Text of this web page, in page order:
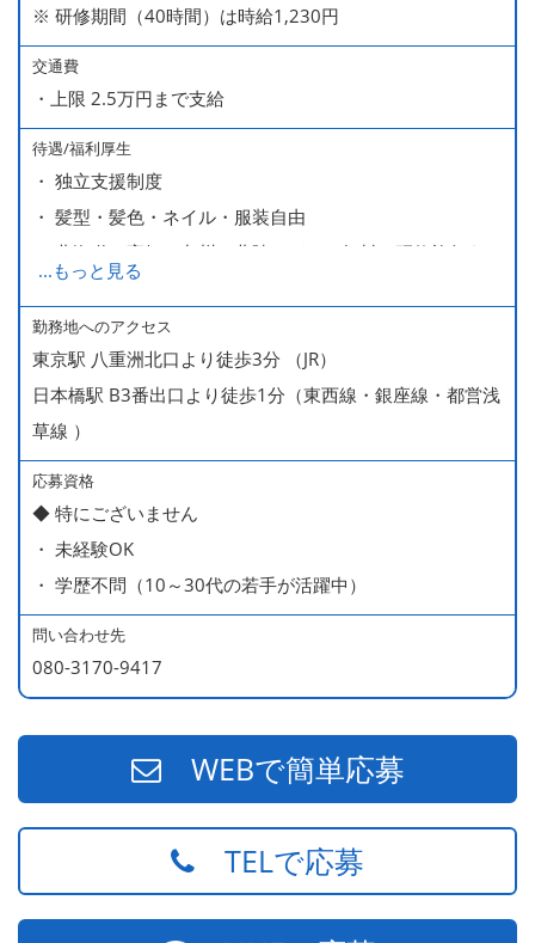
※ 研修期間（40時間）は時給1,230円
交通費
・上限 2.5万円まで支給
待遇/福利厚生
・ 独立支援制度
・ 髪型・髪色・ネイル・服装自由
・ 北海道や高知、九州、北陸などへの無料の研修旅行あり
ます
・ 無料の美味しい まかない食 あり
...もっと見る
勤務地へのアクセス
東京駅 八重洲北口より徒歩3分 （JR）
日本橋駅 B3番出口より徒歩1分（東西線・銀座線・都営浅
草線 ）
応募資格
◆ 特にございません
・ 未経験OK
・ 学歴不問（10～30代の若手が活躍中）
問い合わせ先
080-3170-9417
WEBで簡単応募
TELで応募